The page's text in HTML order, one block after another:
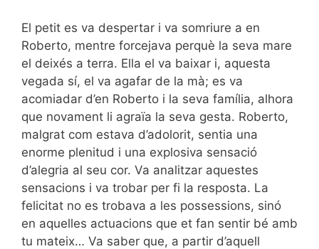
El petit es va despertar i va somriure a en
Roberto, mentre forcejava perquè la seva mare
el deixés a terra. Ella el va baixar i, aquesta
vegada sí, el va agafar de la mà; es va
acomiadar d’en Roberto i la seva família, alhora
que novament li agraïa la seva gesta. Roberto,
malgrat com estava d’adolorit, sentia una
enorme plenitud i una explosiva sensació
d’alegria al seu cor. Va analitzar aquestes
sensacions i va trobar per fi la resposta. La
felicitat no es trobava a les possessions, sinó
en aquelles actuacions que et fan sentir bé amb
tu mateix… Va saber que, a partir d’aquell